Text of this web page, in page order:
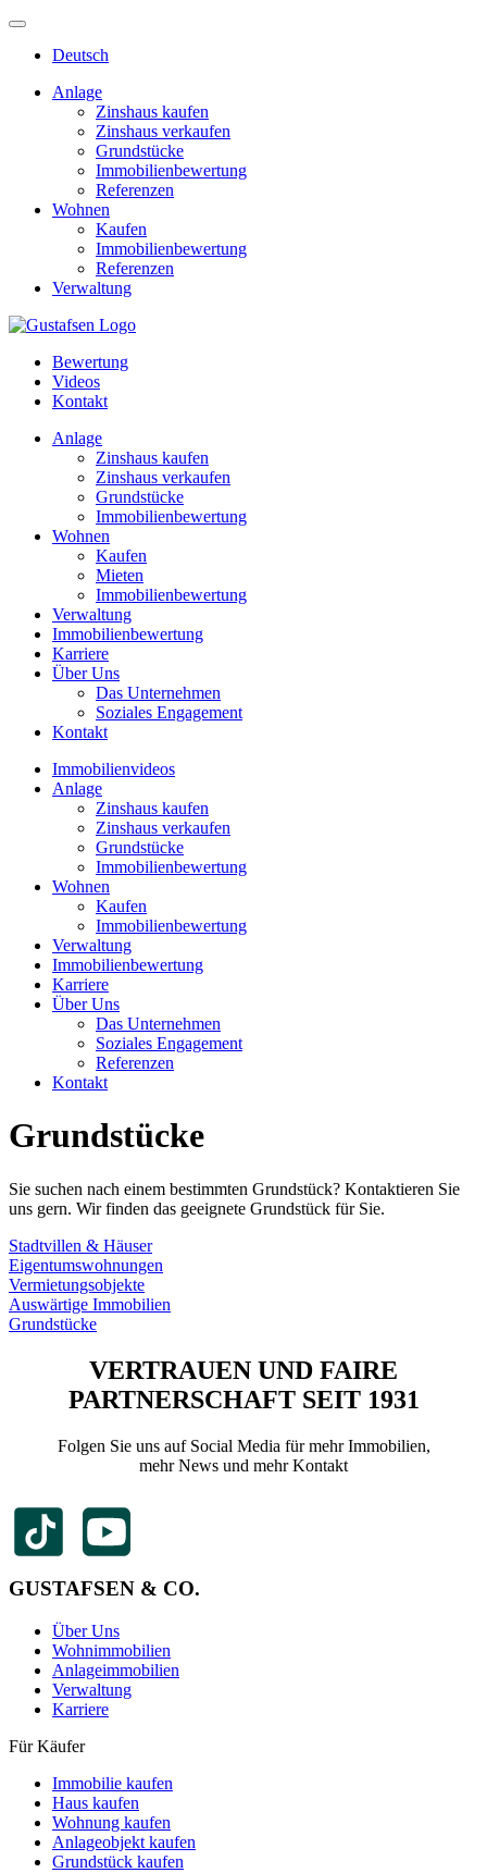
Deutsch
Anlage
Zinshaus kaufen
Zinshaus verkaufen
Grundstücke
Immobilienbewertung
Referenzen
Wohnen
Kaufen
Immobilienbewertung
Referenzen
Verwaltung
Bewertung
Videos
Kontakt
Anlage
Zinshaus kaufen
Zinshaus verkaufen
Grundstücke
Immobilienbewertung
Wohnen
Kaufen
Mieten
Immobilienbewertung
Verwaltung
Immobilienbewertung
Karriere
Über Uns
Das Unternehmen
Soziales Engagement
Kontakt
Immobilienvideos
Anlage
Zinshaus kaufen
Zinshaus verkaufen
Grundstücke
Immobilienbewertung
Wohnen
Kaufen
Immobilienbewertung
Verwaltung
Immobilienbewertung
Karriere
Über Uns
Das Unternehmen
Soziales Engagement
Referenzen
Kontakt
Grundstücke
Sie suchen nach einem bestimmten Grundstück? Kontaktieren Sie
uns gern. Wir finden das geeignete Grundstück für Sie.
Stadtvillen & Häuser
Eigentumswohnungen
Vermietungsobjekte
Auswärtige Immobilien
Grundstücke
VERTRAUEN UND FAIRE
PARTNERSCHAFT SEIT 1931
Folgen Sie uns auf Social Media für mehr Immobilien,
mehr News und mehr Kontakt
GUSTAFSEN & CO.
Über Uns
Wohnimmobilien
Anlageimmobilien
Verwaltung
Karriere
Für Käufer
Immobilie kaufen
Haus kaufen
Wohnung kaufen
Anlageobjekt kaufen
Grundstück kaufen